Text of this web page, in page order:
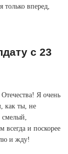
только вперед,
с 23
Я очень
как ты, не
смелый,
и поскорее
и жду!